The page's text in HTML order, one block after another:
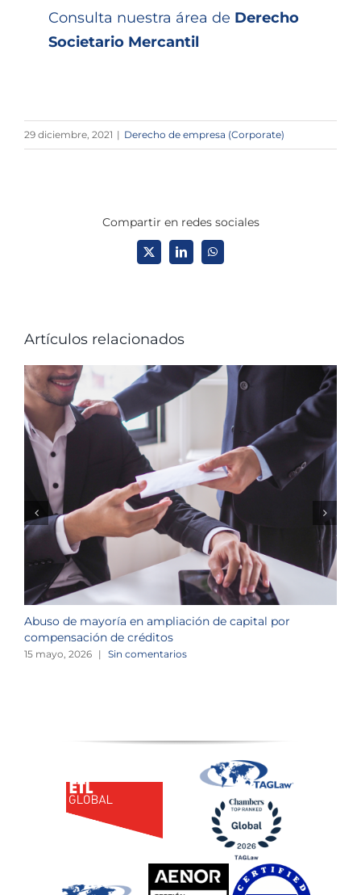
Consulta nuestra área de Derecho
Societario Mercantil
29 diciembre, 2021 | Derecho de empresa (Corporate)
Compartir en redes sociales
X LinkedInWhatsApp
Artículos relacionados
Abuso de mayoría en ampliación de capital por
compensación de créditos
15 mayo, 2026 | Sin comentarios